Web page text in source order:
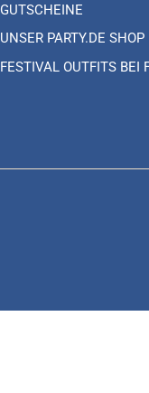
GUTSCHEINE
UNSER PARTY.DE SHOP
FESTIVAL OUTFITS BEI